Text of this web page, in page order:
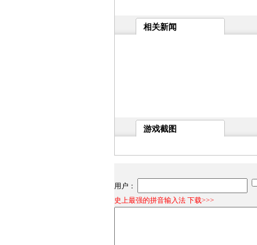
相关新闻
游戏截图
用户：
史上最强的拼音输入法 下载>>>